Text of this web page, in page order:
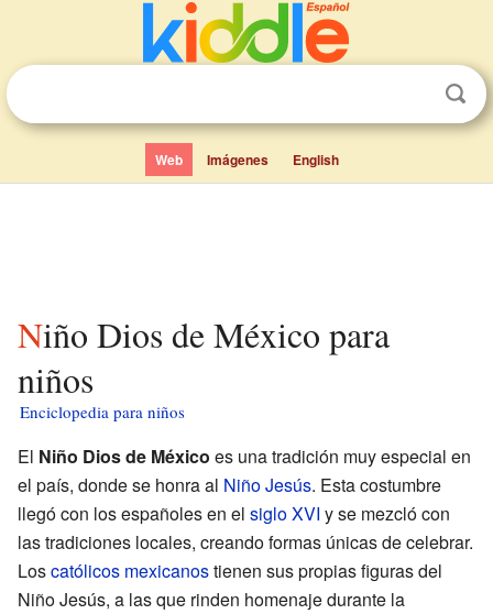
Web Imágenes English
Niño Dios de México para
niños
Enciclopedia para niños
El Niño Dios de México es una tradición muy especial en
el país, donde se honra al Niño Jesús. Esta costumbre
llegó con los españoles en el siglo XVI y se mezcló con
las tradiciones locales, creando formas únicas de celebrar.
Loscatólicos mexicanostienen sus propias figuras del
Niño Jesús, a las que rinden homenaje durante la